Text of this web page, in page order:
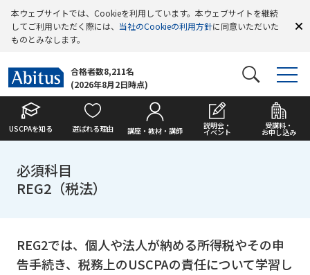
本ウェブサイトでは、Cookieを利用しています。本ウェブサイトを継続
してご利用いただく際には、 当社のCookieの利用方針に同意いただいた
ものとみなします。
合格者数8,211名
(2026年8月2日時点)
USCPAを知る 選ばれる理由 講座・教材・講師
説明会・
イベント
受講料・
お申し込み
必須科目
REG2（税法）
REG2では、個人や法人が納める所得税やその申
告手続き、税務上のUSCPAの責任について学習し